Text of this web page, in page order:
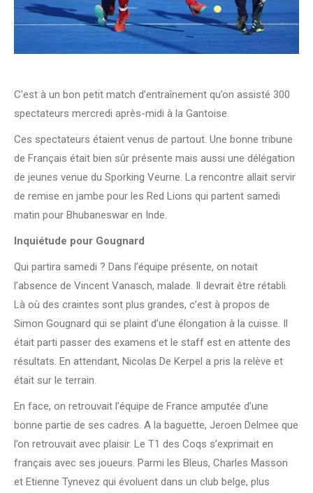
C’est à un bon petit match d’entraînement qu’on assisté 300
spectateurs mercredi après-midi à la Gantoise.
Ces spectateurs étaient venus de partout. Une bonne tribune
de Français était bien sûr présente mais aussi une délégation
de jeunes venue du Sporking Veurne. La rencontre allait servir
de remise en jambe pour les Red Lions qui partent samedi
matin pour Bhubaneswar en Inde.
Inquiétude pour Gougnard
Qui partira samedi ? Dans l’équipe présente, on notait
l’absence de Vincent Vanasch, malade. Il devrait être rétabli.
Là où des craintes sont plus grandes, c’est à propos de
Simon Gougnard qui se plaint d’une élongation à la cuisse. Il
était parti passer des examens et le staff est en attente des
résultats. En attendant, Nicolas De Kerpel a pris la relève et
était sur le terrain.
En face, on retrouvait l’équipe de France amputée d’une
bonne partie de ses cadres. A la baguette, Jeroen Delmee que
l’on retrouvait avec plaisir. Le T1 des Coqs s’exprimait en
français avec ses joueurs. Parmi les Bleus, Charles Masson
et Etienne Tynevez qui évoluent dans un club belge, plus